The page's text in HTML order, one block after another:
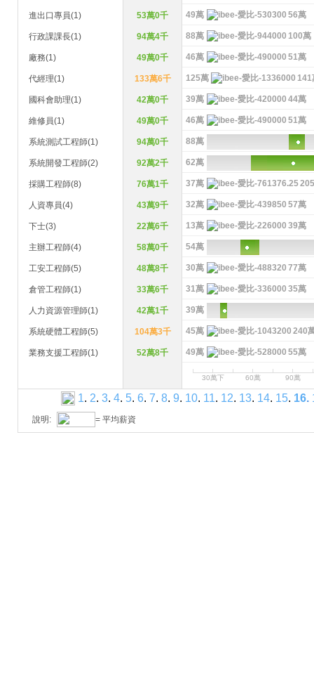
進出口專員(1) 53萬0千 49萬 56萬
行政課課長(1) 94萬4千 88萬 100萬
廠務(1) 49萬0千 46萬 51萬
代經理(1) 133萬6千 125萬 141
國科會助理(1) 42萬0千 39萬 44萬
維修員(1) 49萬0千 46萬 51萬
系統測試工程師(1) 94萬0千 88萬
系統開發工程師(2) 92萬2千 62萬
採購工程師(8) 76萬1千 37萬
人資專員(4) 43萬9千 32萬 57萬
下士(3) 22萬6千 13萬 39萬
主辦工程師(4) 58萬0千 54萬
工安工程師(5) 48萬8千 30萬 77萬
倉管工程師(1) 33萬6千 31萬 35萬
人力資源管理師(1) 42萬1千 39萬
系統硬體工程師(5) 104萬3千 45萬 240
業務支援工程師(1) 52萬8千 49萬 55萬
30萬下 60萬 90萬
1. 2. 3. 4. 5. 6. 7. 8. 9. 10. 11. 12. 13. 14. 15. 16.
說明: = 平均薪資